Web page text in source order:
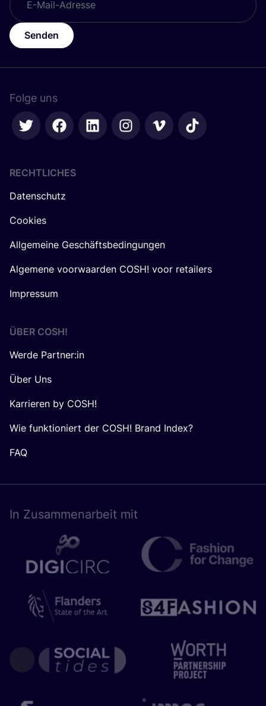
Senden
Folge uns
RECHTLICHES
Datenschutz
Cookies
Allgemeine Geschäftsbedingungen
Algemene voorwaarden COSH! voor retailers
Impressum
ÜBER COSH!
Werde Partner:in
Über Uns
Karrieren by COSH!
Wie funktioniert der COSH! Brand Index?
FAQ
In Zusam­men­ar­beit mit